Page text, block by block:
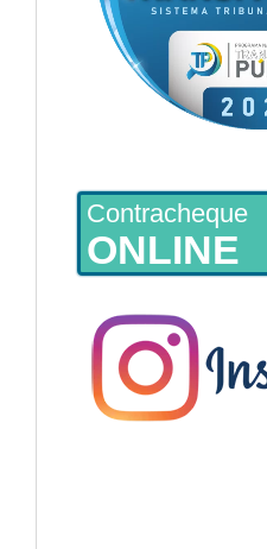
Contracheque
ONLINE